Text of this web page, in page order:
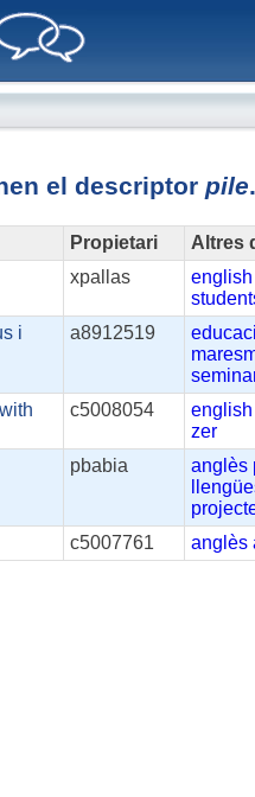
el descriptor pile.
Propietari
Altres
xpallas
english
i
a8912519
c5008054
english
zer
pbabia anglès
c5007761 anglès